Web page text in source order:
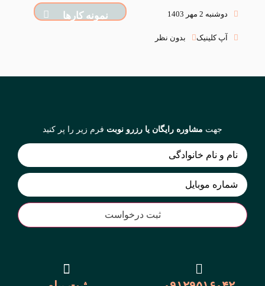
دوشنبه 2 مهر 1403
آپ کلینیک بدون نظر
نمونه کارها
جهت مشاوره رایگان یا رزرو نوبت فرم زیر را پر کنید
نام
شماره